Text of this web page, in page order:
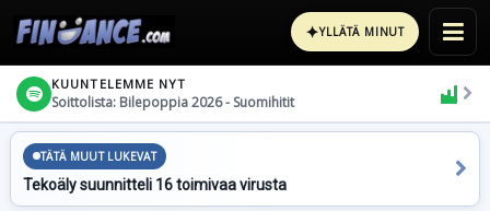
✦YLLÄTÄ MINUT
KUUNTELEMME NYT
Soittolista: Bilepoppia 2026 - Suomihitit
TÄTÄ MUUT LUKEVAT
Tekoäly suunnitteli 16 toimivaa virusta